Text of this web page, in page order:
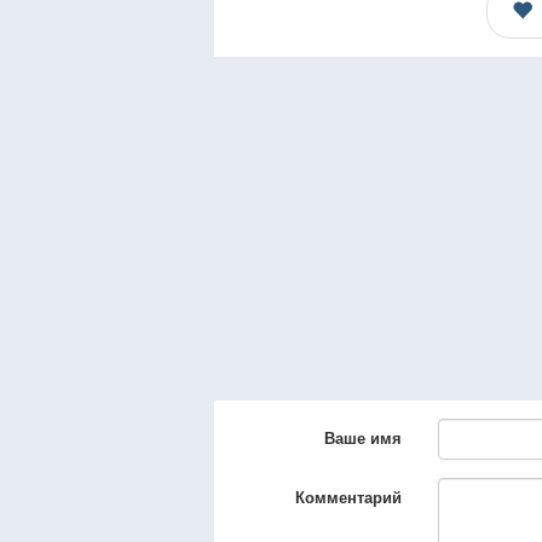
Ваше имя
Комментарий